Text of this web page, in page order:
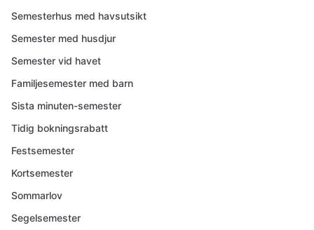
Semesterhus med havsutsikt
Semester med husdjur
Semester vid havet
Familjesemester med barn
Sista minuten-semester
Tidig bokningsrabatt
Festsemester
Kortsemester
Sommarlov
Segelsemester